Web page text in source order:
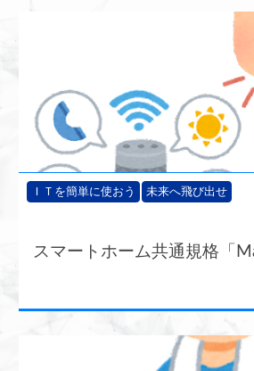
ＩＴを簡単に使おう 未来へ飛び出せ
スマートホーム共通規格「